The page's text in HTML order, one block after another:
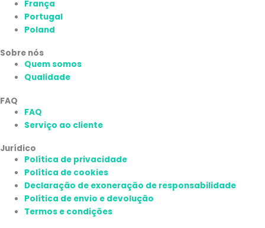
França
Portugal
Poland
Sobre nós
Quem somos
Qualidade
FAQ
FAQ
Serviço ao cliente
Jurídico
Política de privacidade
Política de cookies
Declaração de exoneração de responsabilidade
Política de envio e devolução
Termos e condições